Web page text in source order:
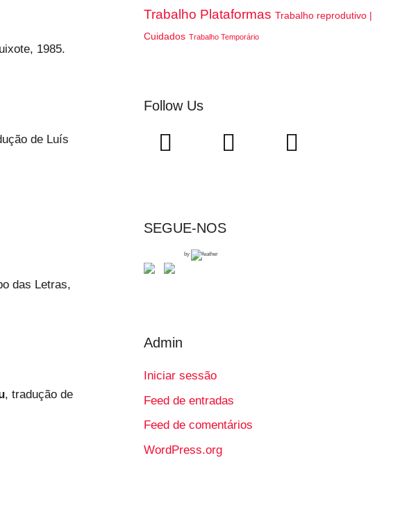
1985.
de Luís
das Letras,
, tradução de
Trabalho Plataformas Trabalho reprodutivo |
Cuidados Trabalho Temporário
Follow Us
SEGUE-NOS
by
Admin
Iniciar sessão
Feed de entradas
Feed de comentários
WordPress.org